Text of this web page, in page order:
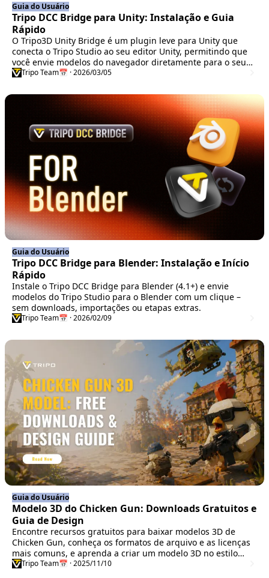
Guia do Usuário
Tripo DCC Bridge para Unity: Instalação e Guia
Rápido
O Tripo3D Unity Bridge é um plugin leve para Unity que
conecta o Tripo Studio ao seu editor Unity, permitindo que
você envie modelos do navegador diretamente para o seu
projeto com um clique – sem downloads ou importações
Tripo Team📅 · 2026/03/05
Guia do Usuário
Tripo DCC Bridge para Blender: Instalação e Início
Rápido
Instale o Tripo DCC Bridge para Blender (4.1+) e envie
modelos do Tripo Studio para o Blender com um clique –
sem downloads, importações ou etapas extras.
Tripo Team📅 · 2026/02/09
Guia do Usuário
Modelo 3D do Chicken Gun: Downloads Gratuitos e
Guia de Design
Encontre recursos gratuitos para baixar modelos 3D de
Chicken Gun, conheça os formatos de arquivo e as licenças
mais comuns, e aprenda a criar um modelo 3D no estilo
Chicken Gun com o Tripo Studio.
Tripo Team📅 · 2025/11/10